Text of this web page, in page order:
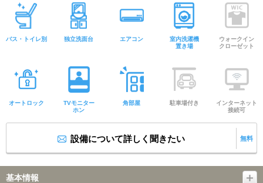
バス・トイレ別 独立洗面台 エアコン
室内洗濯機
置き場
ウォークイン
クローゼット
オートロック
TVモニター
ホン
角部屋 駐車場付き
インターネット
接続可
設備について詳しく聞きたい 無料
基本情報